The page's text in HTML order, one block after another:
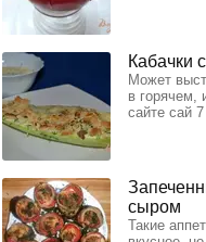
Кабачки
Может
в горячем,
сайте сай
сыром
Такие